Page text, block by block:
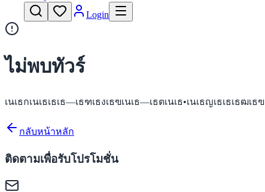
Login
ไม่พบทัวร์
เนเธกเนเธเธเธ—เธฑเธงเธฃเนเธ—เธตเนเธ•เนเธญเธเธเธฒเธฃ
กลับหน้าหลัก
ติดตามเพื่อรับโปรโมชั่น